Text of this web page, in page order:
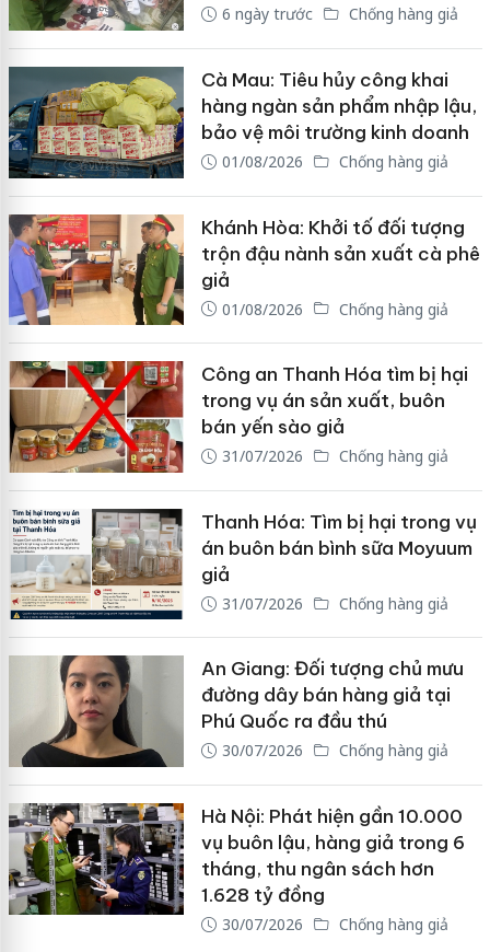
6 ngày trước Chống hàng giả
Cà Mau: Tiêu hủy công khai
hàng ngàn sản phẩm nhập lậu,
bảo vệ môi trường kinh doanh
01/08/2026 Chống hàng giả
Khánh Hòa: Khởi tố đối tượng
trộn đậu nành sản xuất cà phê
giả
01/08/2026 Chống hàng giả
Công an Thanh Hóa tìm bị hại
trong vụ án sản xuất, buôn
bán yến sào giả
31/07/2026 Chống hàng giả
Thanh Hóa: Tìm bị hại trong vụ
án buôn bán bình sữa Moyuum
giả
31/07/2026 Chống hàng giả
An Giang: Đối tượng chủ mưu
đường dây bán hàng giả tại
Phú Quốc ra đầu thú
30/07/2026 Chống hàng giả
Hà Nội: Phát hiện gần 10.000
vụ buôn lậu, hàng giả trong 6
tháng, thu ngân sách hơn
1.628 tỷ đồng
30/07/2026 Chống hàng giả